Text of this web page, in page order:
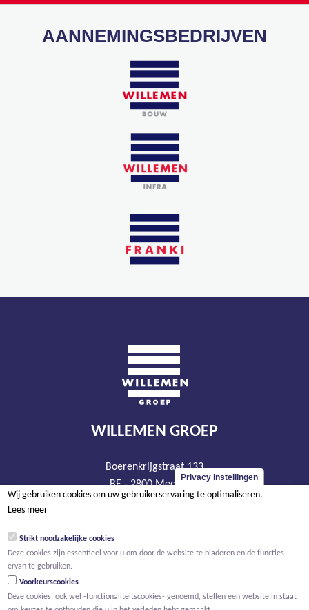
AANNEMINGSBEDRIJVEN
WILLEMEN GROEP
Boerenkrijgstraat 133
BE - 2800 Mechelen
tel +32 15 569 965
BTW BE 0466.256.432
Privacy instellingen
Wij gebruiken cookies om uw gebruikerservaring te optimaliseren.
Lees meer
Strikt noodzakelijke cookies
Deze cookies zijn essentieel voor u om door de website te bladeren en de functies
ervan te gebruiken.
Voorkeurscookies
Deze cookies, ook wel -functionaliteitscookies- genoemd, stellen een website in staat